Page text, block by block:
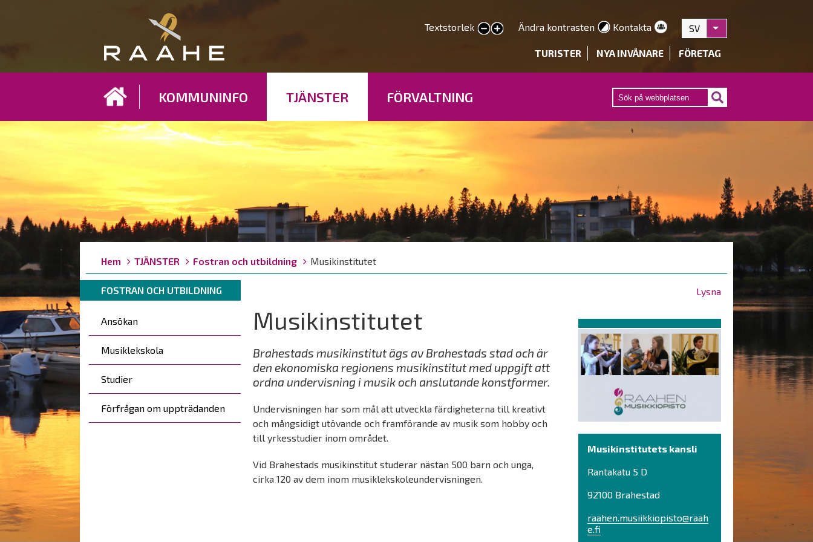
Textstorlek
smaller text
larger text Ändra kontrasten Kontakta SV Visa fler åtgärder
TURISTER NYA INVÅNARE FÖRETAG
KOMMUNINFO TJÄNSTER FÖRVALTNING
Länkstigar
You
are
here:
Hem TJÄNSTER Fostran och utbildning Musikinstitutet
Breadcrumbs
are
FOSTRAN OCH UTBILDNING Lysna
Päävalikko
Ansökan
Musiklekskola
Studier
Förfrågan om uppträdanden
Musikinstitutet
Brahestads musikinstitut ägs av Brahestads stad och är
den ekonomiska regionens musikinstitut med uppgift att
ordna undervisning i musik och anslutande konstformer.
Undervisningen har som mål att utveckla färdigheterna till kreativt
och mångsidigt utövande och framförande av musik som hobby och
till yrkesstudier inom området.
Vid Brahestads musikinstitut studerar nästan 500 barn och unga,
cirka 120 av dem inom musiklekskoleundervisningen.
Musikinstitutets kansli
Rantakatu 5 D
92100 Brahestad
raahen.musiikkiopisto@raah
e.fi